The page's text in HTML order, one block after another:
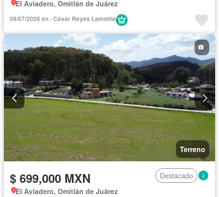
El Aviadero, Omitlán de Juárez
08/07/2026 en - César Reyes Lamothe
Terreno
$ 699,000 MXN
Destacado
El Aviadero, Omitlán de Juárez